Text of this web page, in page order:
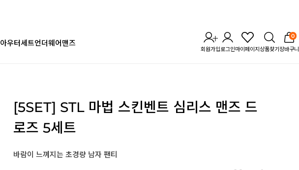
아우터세트언더웨어맨즈
회원가입로그인마이페이지 상품찾기
0
장바구니
[5SET] STL 마법 스킨벤트 심리스 맨즈 드
로즈 5세트
바람이 느껴지는 초경량 남자 팬티